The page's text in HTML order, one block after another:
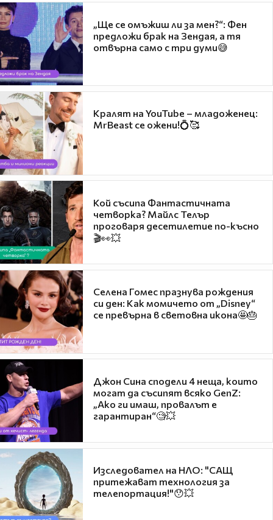
„Ще се омъжиш ли за мен?“: Фен
предложи брак на Зендая, а тя
отвърна само с три думи😅
Кралят на YouTube – младоженец:
MrBeast се ожени!💍🥰
Кой съсипа Фантастичната
четворка? Майлс Телър
проговаря десетилетие по-късно
🎬👀💥
Селена Гомес празнува рождения
си ден: Как момичето от „Disney“
се превърна в световна икона🤩🎂
Джон Сина сподели 4 неща, които
могат да съсипят всяко GenZ:
„Ако ги имаш, провалът е
гарантиран“🧐💥
Изследовател на НЛО: "САЩ
притежават технология за
телепортация!"😯💥